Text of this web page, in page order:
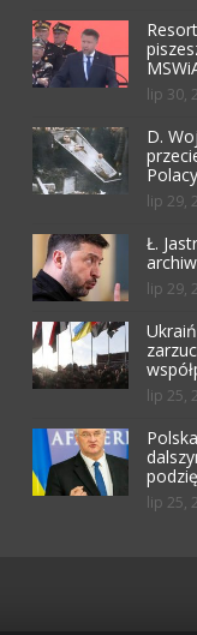
lip 30,
D.
lip 29,
Ł.
lip 29,
lip 25,
lip 25,